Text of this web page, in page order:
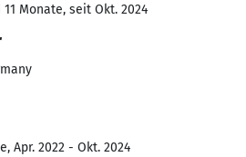
11 Monate, seit Okt. 2024
Apr. 2022 - Okt. 2024